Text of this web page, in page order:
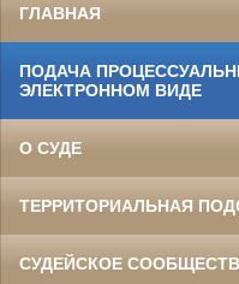
ГЛАВНАЯ
ПОДАЧА
ЭЛЕКТРОННОМ ВИДЕ
О СУДЕ
ТЕРРИТОРИАЛЬНАЯ
СУДЕЙСКОЕ